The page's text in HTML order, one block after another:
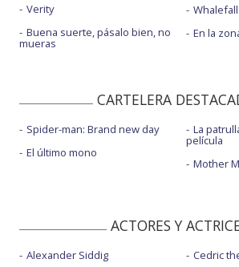
Verity
Buena suerte, pásalo bien, no
mueras
Whalefall
En la
CARTELERA
Spider-man: Brand new day
El último mono
La
película
Mother
ACTORES Y
Alexander Siddig
Cedric